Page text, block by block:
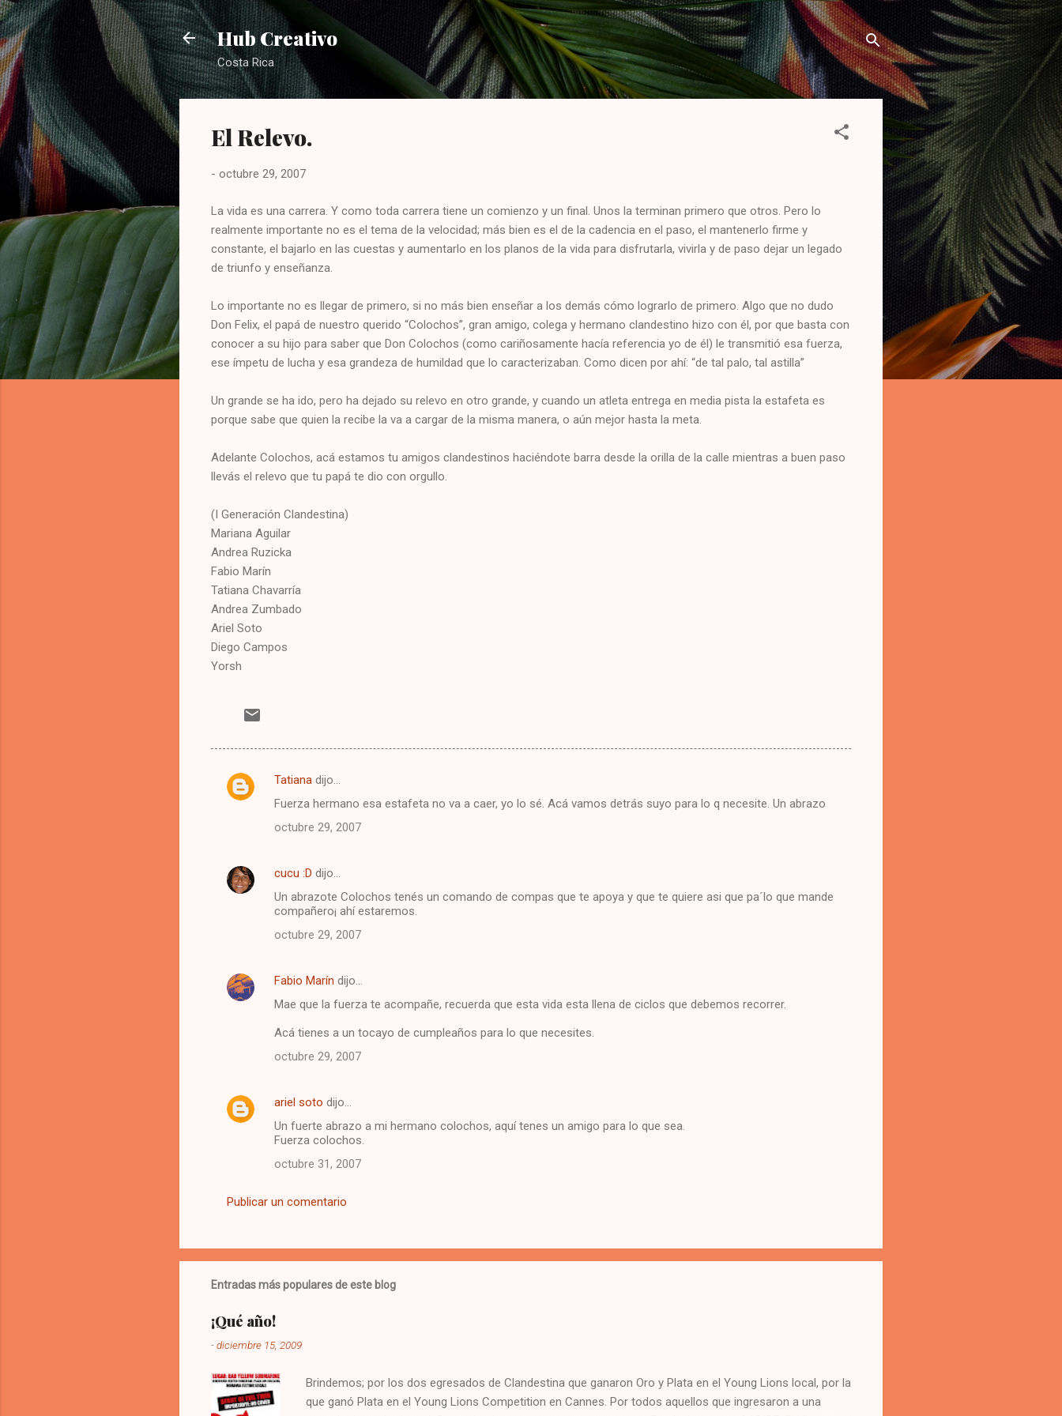
Ir al contenido principal
Hub Creativo
Costa Rica
El Relevo.
- octubre 29, 2007
La vida es una carrera. Y como toda carrera tiene un comienzo y un final. Unos la terminan primero que otros. Pero lo
realmente importante no es el tema de la velocidad; más bien es el de la cadencia en el paso, el mantenerlo firme y
constante, el bajarlo en las cuestas y aumentarlo en los planos de la vida para disfrutarla, vivirla y de paso dejar un legado
de triunfo y enseñanza.
Lo importante no es llegar de primero, si no más bien enseñar a los demás cómo lograrlo de primero. Algo que no dudo
Don Felix, el papá de nuestro querido “Colochos”, gran amigo, colega y hermano clandestino hizo con él, por que basta con
conocer a su hijo para saber que Don Colochos (como cariñosamente hacía referencia yo de él) le transmitió esa fuerza,
ese ímpetu de lucha y esa grandeza de humildad que lo caracterizaban. Como dicen por ahí: “de tal palo, tal astilla”
Un grande se ha ido, pero ha dejado su relevo en otro grande, y cuando un atleta entrega en media pista la estafeta es
porque sabe que quien la recibe la va a cargar de la misma manera, o aún mejor hasta la meta.
Adelante Colochos, acá estamos tu amigos clandestinos haciéndote barra desde la orilla de la calle mientras a buen paso
llevás el relevo que tu papá te dio con orgullo.
(I Generación Clandestina)
Mariana Aguilar
Andrea Ruzicka
Fabio Marín
Tatiana Chavarría
Andrea Zumbado
Ariel Soto
Diego Campos
Yorsh
C
n
o
Tatiana dijo…
Fuerza hermano esa estafeta no va a caer, yo lo sé. Acá vamos detrás suyo para lo q necesite. Un abrazo
octubre 29, 2007
cucu :D dijo…
Un abrazote Colochos tenés un comando de compas que te apoya y que te quiere asi que pa´lo que mande
compañero¡ ahí estaremos.
octubre 29, 2007
Fabio Marín dijo…
Mae que la fuerza te acompañe, recuerda que esta vida esta llena de ciclos que debemos recorrer.
Acá tienes a un tocayo de cumpleaños para lo que necesites.
octubre 29, 2007
ariel soto dijo…
Un fuerte abrazo a mi hermano colochos, aquí tenes un amigo para lo que sea.
Fuerza colochos.
octubre 31, 2007
Publicar un comentario
Entradas más populares de este blog
¡Qué año!
-diciembre 15, 2009
Brindemos; por los dos egresados de Clandestina que ganaron Oro y Plata en el Young Lions local, por la
que ganó Plata en el Young Lions Competition en Cannes. Por todos aquellos que ingresaron a una